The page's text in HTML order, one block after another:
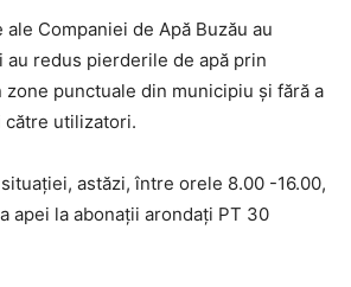
Companiei de Apă Buzău au
redus pierderile de apă prin
zone punctuale din municipiu și fără a
către utilizatori.
astăzi, între orele 8.00 -16.00,
apei la abonații arondați PT 30